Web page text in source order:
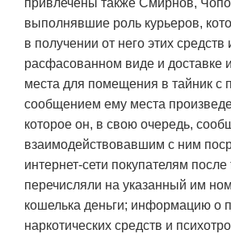
привлечены также Смирнов,
выполнявшие роль курьеров,
в получении от него этих
расфасованном виде и доставке
места для помещения в тайник с
сообщением ему места
которое он, в свою очередь,
взаимодействовавшим с ним
интернет-сети покупателям после
перечисляли на указанный им
кошелька деньги; информацию о
наркотических средств и